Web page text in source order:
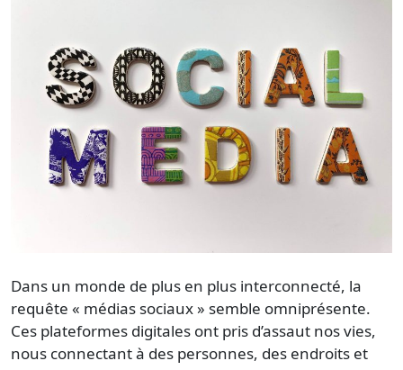
Dans un monde de plus en plus interconnecté, la
requête « médias sociaux » semble omniprésente.
Ces plateformes digitales ont pris d’assaut nos vies,
nous connectant à des personnes, des endroits et